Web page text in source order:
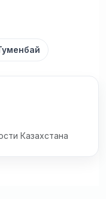
Казахстана